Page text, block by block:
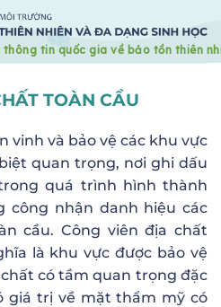
TOÀN CẦU
vinh và bảo vệ các khu vực
quan trọng, nơi ghi dấu
quá trình hình thành
công nhận danh hiệu các
cầu. Công viên địa chất
là khu vực được bảo vệ
có tầm quan trọng đặc
giá trị về mặt thẩm mỹ có